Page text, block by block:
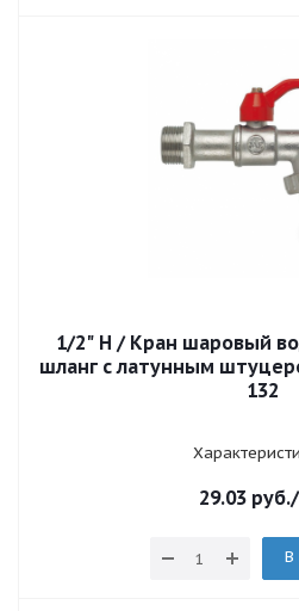
1/2" Н / Кран шаровый
шланг с латунным
132
29.03руб.
В